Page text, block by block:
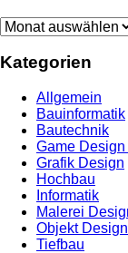
Archiv
Kategorien
Allgemein
Bauinformatik
Bautechnik
Game
Grafik Design
Hochbau
Informatik
Malerei
Objekt Design
Tiefbau